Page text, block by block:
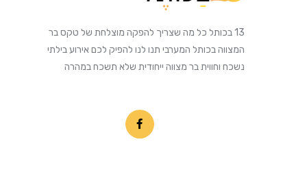
13 בכותל כל מה שצריך להפקה מוצלחת של טקס בר
המצווה בכותל המערבי תנו לנו להפיק לכם אירוע בילתי
נשכח וחווית בר מצווה ייחודית שלא תשכח במהרה